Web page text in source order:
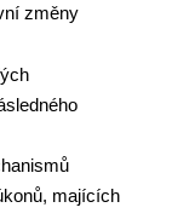
změny
majících